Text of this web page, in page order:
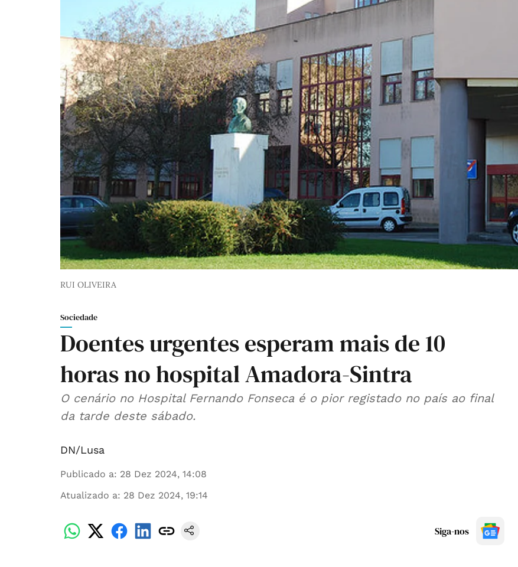
RUI OLIVEIRA
Sociedade
Doentes urgentes esperam mais de 10
horas no hospital Amadora-Sintra
O cenário no Hospital Fernando Fonseca é o pior registado no país ao final
da tarde deste sábado.
DN/Lusa
Publicado a: 28 Dez 2024, 14:08
Atualizado a: 28 Dez 2024, 19:14
Siga-nos